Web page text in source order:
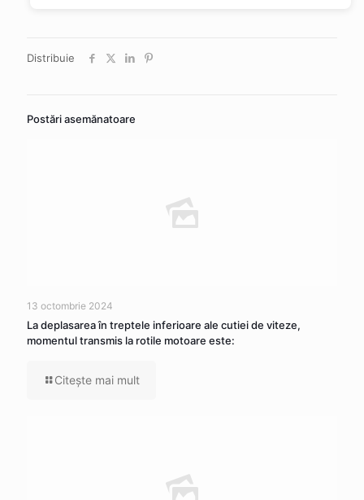
Distribuie
Postări asemănatoare
13 octombrie 2024
La deplasarea în treptele inferioare ale cutiei de viteze,
momentul transmis la rotile motoare este:
Citeşte mai mult